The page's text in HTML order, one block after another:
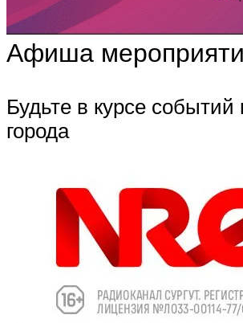
Афиша
Будьте в курсе событий
города